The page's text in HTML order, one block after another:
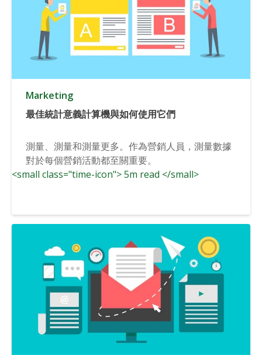
Marketing
最佳統計意義計算機與如何使用它們
測量、測量和測量更多。作為營銷人員，測量數據
對於每個營銷活動都至關重要。
<small class="time-icon"> 5m read </small>